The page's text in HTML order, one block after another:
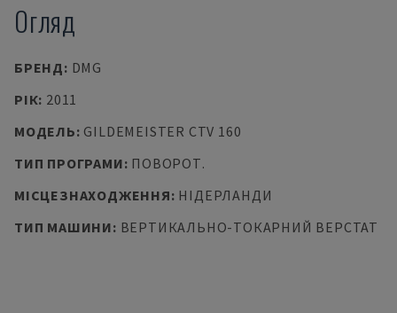
Огляд
БРЕНД: DMG
РІК: 2011
МОДЕЛЬ: GILDEMEISTER CTV 160
ТИП ПРОГРАМИ: ПОВОРОТ.
МІСЦЕЗНАХОДЖЕННЯ: НІДЕРЛАНДИ
ТИП МАШИНИ: ВЕРТИКАЛЬНО-ТОКАРНИЙ ВЕРСТАТ